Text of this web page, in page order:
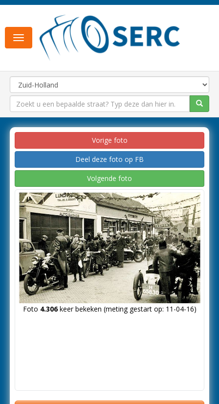
Toggle
navigation
Vorige foto
Deel deze foto op FB
Volgende foto
Foto 4.306keer bekeken (meting gestart op: 11-04-16)